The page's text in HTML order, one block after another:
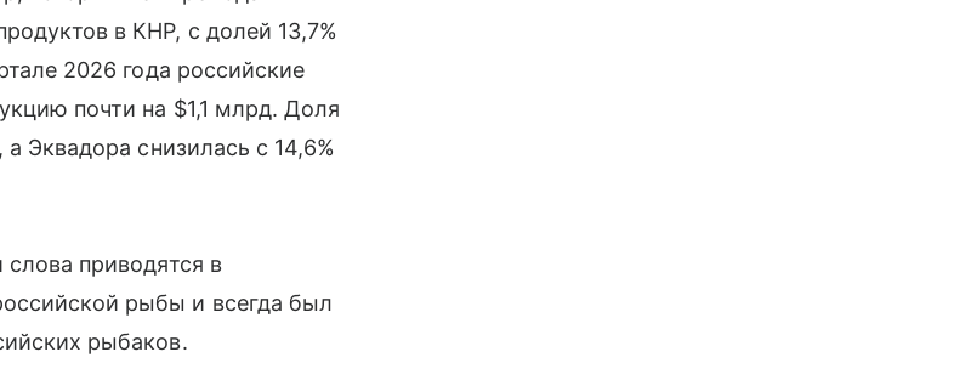
в КНР, с долей 13,7%
2026 года российские
почти на $1,1 млрд. Доля
Эквадора снизилась с 14,6%
приводятся в
рыбы и всегда был
рыбаков.